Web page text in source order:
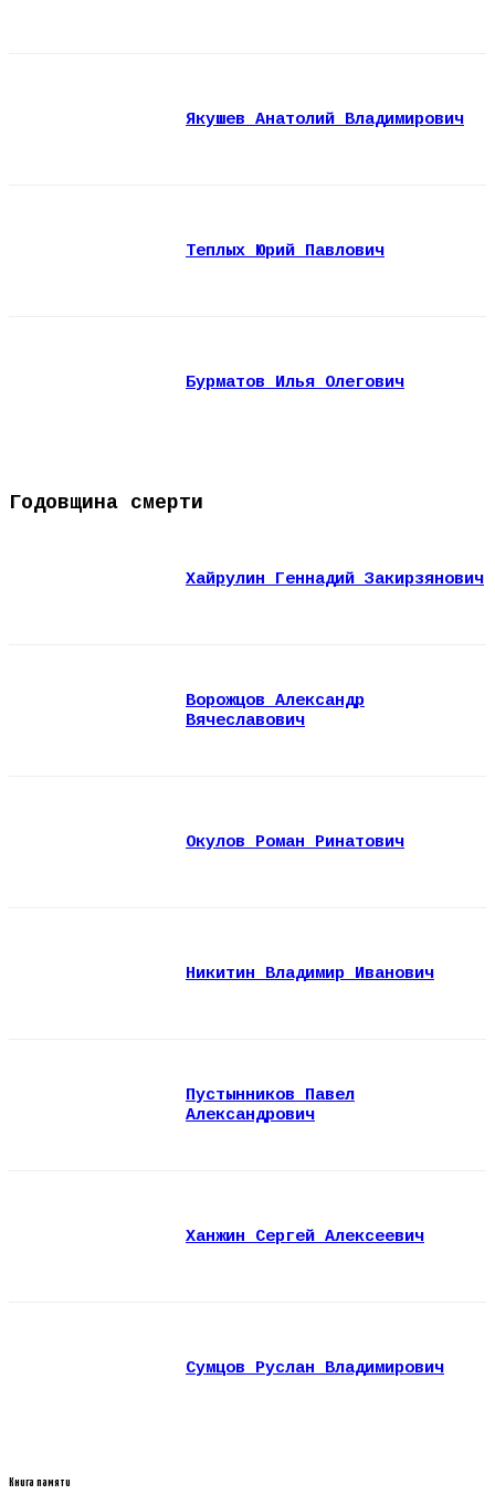
Якушев Анатолий Владимирович
Теплых Юрий Павлович
Бурматов Илья Олегович
Годовщина смерти
Хайрулин Геннадий Закирзянович
Ворожцов Александр
Вячеславович
Окулов Роман Ринатович
Никитин Владимир Иванович
Пустынников Павел
Александрович
Ханжин Сергей Алексеевич
Сумцов Руслан Владимирович
Книга памяти